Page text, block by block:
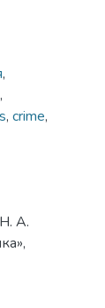
,
,
, crime,
А.